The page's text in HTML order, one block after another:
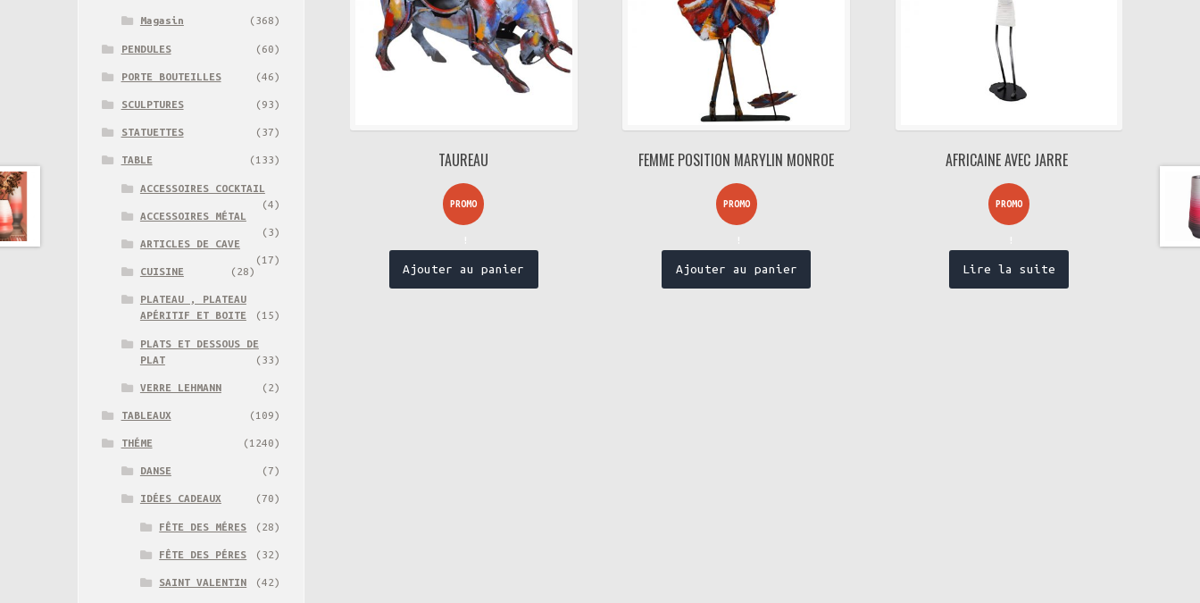
TAUREAU
PROMO
251,64€.213,89€.
Ajouter au panier
FEMME POSITION MARYLIN MONROE
PROMO
249,48€.212,06€.
Ajouter au panier
AFRICAINE AVEC JARRE
PROMO
37,55€.
Lire la suite
Magasin (368)
PENDULES (60)
PORTE BOUTEILLES (46)
SCULPTURES (93)
STATUETTES (37)
TABLE (133)
ACCESSOIRES COCKTAIL
(4)
ACCESSOIRES MÉTAL
(3)
ARTICLES DE CAVE
(17)
CUISINE
(28)
PLATEAU , PLATEAU
APÉRITIF ET BOITE
(15)
PLATS ET DESSOUS DE
PLAT
(33)
VERRE LEHMANN (2)
TABLEAUX (109)
THÉME (1240)
DANSE (7)
IDÉES CADEAUX (70)
FÊTE DES MÉRES (28)
FÊTE DES PÉRES (32)
SAINT VALENTIN (42)